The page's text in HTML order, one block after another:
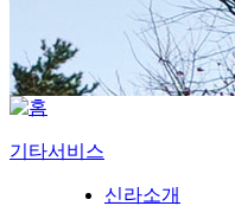
기타서비스
신라소개